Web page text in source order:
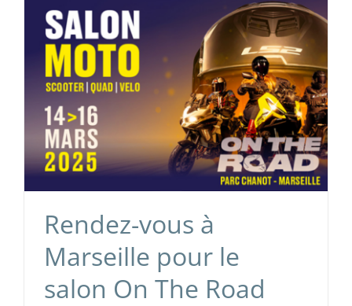
Rendez-vous à
Marseille pour le
salon On The Road